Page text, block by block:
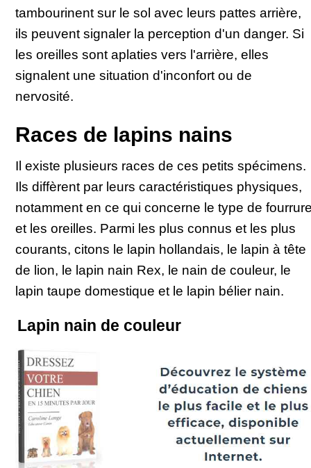
tambourinent sur le sol avec leurs pattes arrière,
ils peuvent signaler la perception d'un danger. Si
les oreilles sont aplaties vers l'arrière, elles
signalent une situation d'inconfort ou de
nervosité.
Races de lapins nains
Il existe plusieurs races de ces petits spécimens.
Ils diffèrent par leurs caractéristiques physiques,
notamment en ce qui concerne le type de
et les oreilles. Parmi les plus connus et les plus
courants, citons le lapin hollandais, le lapin à tête
de lion, le lapin nain Rex, le nain de couleur, le
lapin taupe domestique et le lapin bélier nain.
Lapin nain de couleur